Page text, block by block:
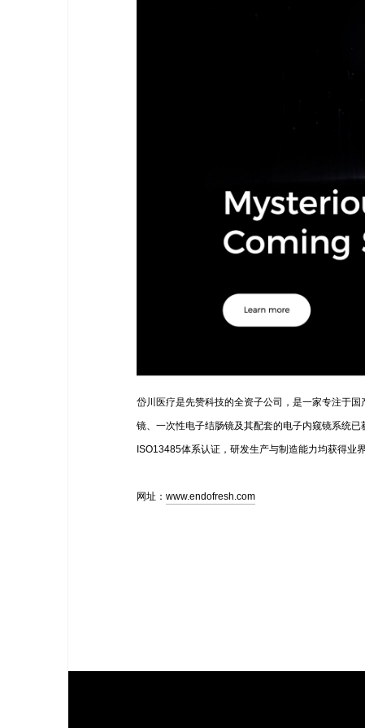
岱川医疗是先赞科技的全资子公司，是一家专注于
镜、一次性电子结肠镜及其配套的电子内窥镜系统
ISO13485体系认证，研发生产与制造能力均获得业界
网址： www.endofresh.com